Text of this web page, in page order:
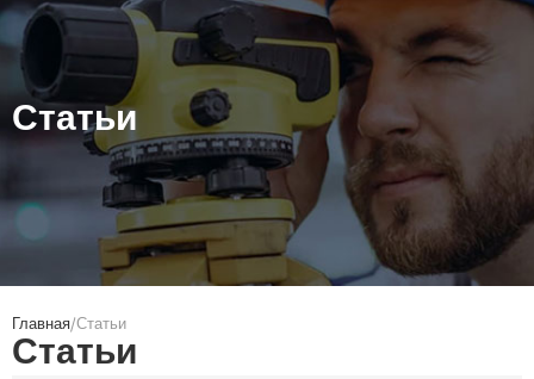
Статьи
Главная Статьи
Статьи